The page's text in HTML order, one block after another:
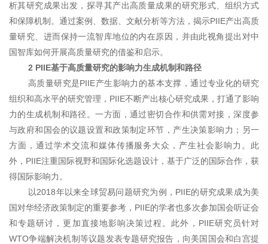
析其研究成果出发，探寻其产出高质量成果的研究形式、组织方式
和保障机制。通过案例、数据、文献分析等方法，揭示PIIE产出高质
量研究、进而保持一流智库地位的内在原因，并由此视角提出对中
国智库如何开展高质量研究的借鉴和启示。
2 PIIE基于高质量研究的影响力生成机制和路径
高质量研究是PIIE产生影响力的基本支撑，通过专业化的研究
组织和高水平的研究管理，PIIE不断产出核心研究成果，打通了影响
力的生成机制和路径。一方面，通过密切合作和供需对接，深度参
与政府和国会的议题设置和政策制定环节，产生决策影响力；另一
方面，通过学术交流和媒体传播服务大众，产生社会影响力。此
外，PIIE注重国际视野和国际化选题设计，基于广泛的国际合作，获
得国际影响力。
以2018年以来全球贸易问题研究为例，PIIE的研究成果成为美
国对华经济政策制定的重要参考，PIIE的学者也多次参加国会听证会
和专题研讨，更加直接地影响决策过程。此外，PIIE研究员针对
WTO争端解决机制等议题发表专题研究报告，向美国国会和白宫提